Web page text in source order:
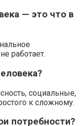
— это что в
работает.
социальные,
к сложному.
потребности?